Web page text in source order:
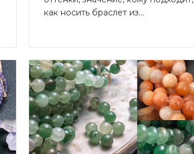
как носить браслет из...